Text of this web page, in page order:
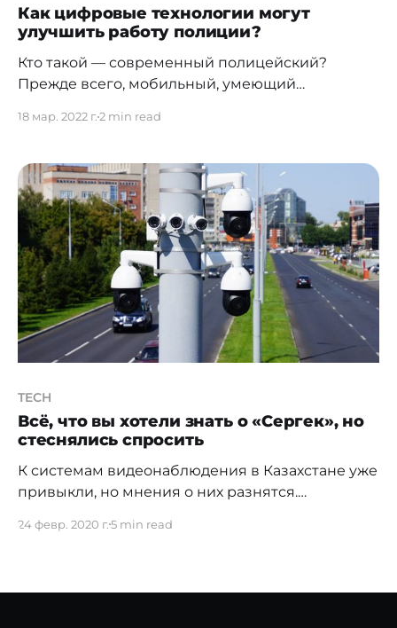
Как цифровые технологии могут
улучшить работу полиции?
Кто такой — современный полицейский?
Прежде всего, мобильный, умеющий
технологиями. О том, как трансформируется
состоялось обсуждение на площадке
общественного Фонда "Центр исследования
правовой политики" (LPRC). Эксперты в разных
областях подняли тему "Новая полиция
Казахстана. Современные вызовы и запросы
общества". Их мнение, в том числе,
18 мар. 2022 г.2 min read
TECH
Всё, что вы хотели знать о «Сергек», но
стеснялись спросить
К системам видеонаблюдения в Казахстане уже
привыкли, но мнения о них разнятся.
показаниям, некоторые пешеходы считают, что
том, как подобные системы помогают им в
24 февр. 2020 г.5 min read